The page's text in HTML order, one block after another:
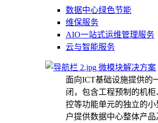
数据中心绿色节能
维保服务
AIO一站式运维管理服务
云与智能服务
微模块解决方案
面向ICT基础设施提供的
闭，包含工程预制的机
控等功能单元的独立的
户提供数据中心整体产